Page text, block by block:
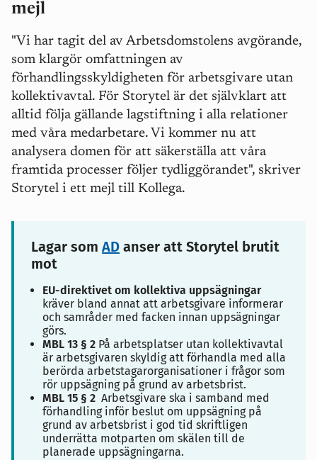
mejl
"Vi har tagit del av Arbetsdomstolens avgörande,
som klargör omfattningen av
förhandlingsskyldigheten för arbetsgivare utan
kollektivavtal. För Storytel är det självklart att
alltid följa gällande lagstiftning i alla relationer
med våra medarbetare. Vi kommer nu att
analysera domen för att säkerställa att våra
framtida processer följer tydliggörandet", skriver
Storytel i ett mejl till Kollega.
Lagar som AD anser att Storytel brutit
mot
EU-direktivet om kollektiva uppsägningar
kräver bland annat att arbetsgivare informerar
och samråder med facken innan uppsägningar
görs.
MBL 13 § 2 På arbetsplatser utan kollektivavtal
är arbetsgivaren skyldig att förhandla med alla
berörda arbetstagarorganisationer i frågor som
rör uppsägning på grund av arbetsbrist.
MBL 15 § 2 Arbetsgivare ska i samband med
förhandling inför beslut om uppsägning på
grund av arbetsbrist i god tid skriftligen
underrätta motparten om skälen till de
planerade uppsägningarna.